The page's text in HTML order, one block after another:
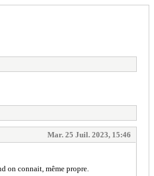
Mar. 25 Juil. 2023, 15:46
on connait, même propre.